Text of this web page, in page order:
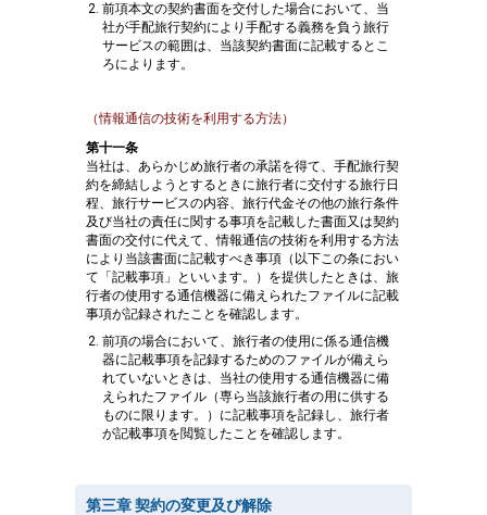
前項本文の契約書面を交付した場合において、当
社が手配旅行契約により手配する義務を負う旅行
サービスの範囲は、当該契約書面に記載するとこ
ろによります。
（情報通信の技術を利用する方法）
第十一条
当社は、あらかじめ旅行者の承諾を得て、手配旅行契
約を締結しようとするときに旅行者に交付する旅行日
程、旅行サービスの内容、旅行代金その他の旅行条件
及び当社の責任に関する事項を記載した書面又は契約
書面の交付に代えて、情報通信の技術を利用する方法
により当該書面に記載すべき事項（以下この条におい
て「記載事項」といいます。）を提供したときは、旅
行者の使用する通信機器に備えられたファイルに記載
事項が記録されたことを確認します。
前項の場合において、旅行者の使用に係る通信機
器に記載事項を記録するためのファイルが備えら
れていないときは、当社の使用する通信機器に備
えられたファイル（専ら当該旅行者の用に供する
ものに限ります。）に記載事項を記録し、旅行者
が記載事項を閲覧したことを確認します。
第三章 契約の変更及び解除